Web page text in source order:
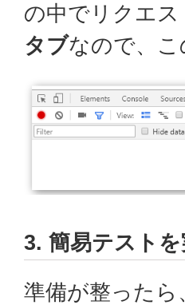
の中でリクエ
タブなので、
3. 簡易テスト
準備が整った